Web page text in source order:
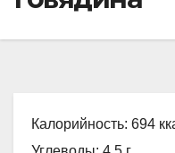
Калорийность: 694